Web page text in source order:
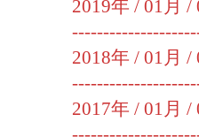
2019年 / 01月 /
2018年 / 01月 /
2017年 / 01月 /